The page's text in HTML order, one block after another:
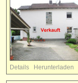
Details Herunterladen